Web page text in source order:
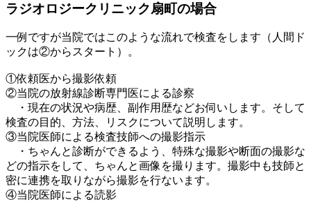
ラジオロジークリニック扇町の場合
一例ですが当院ではこのような流れで検査をします（人間ド
ックは②からスタート）。
①依頼医から撮影依頼
②当院の放射線診断専門医による診察
・現在の状況や病歴、副作用歴などお伺いします。そして
検査の目的、方法、リスクについて説明します。
③当院医師による検査技師への撮影指示
・ちゃんと診断ができるよう、特殊な撮影や断面の撮影な
どの指示をして、ちゃんと画像を撮ります。撮影中も技師と
密に連携を取りながら撮影を行ないます。
④当院医師による読影